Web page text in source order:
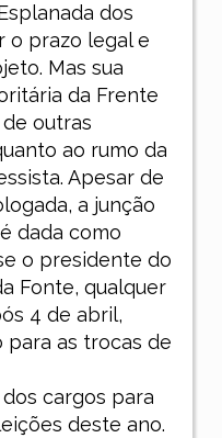
dos
o prazo legal e
Mas sua
da Frente
outras
ao rumo da
Apesar de
a junção
dada como
o presidente do
Fonte, qualquer
4 de abril,
para as trocas de
cargos para
deste ano.